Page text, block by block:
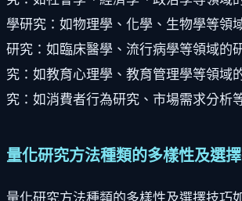
學研究：如物理學、化學、生物學等領
研究：如臨床醫學、流行病學等領域的
究：如教育心理學、教育管理學等領域
究：如消費者行為研究、市場需求分析
量化研究方法種類的多樣性及選